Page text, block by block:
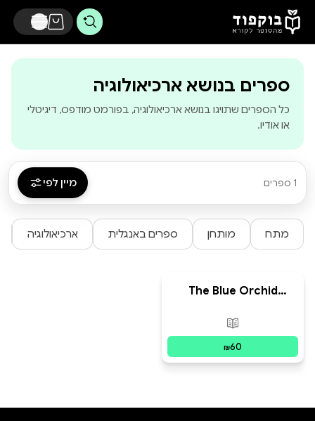
דלג לתוכן הראשי
ספרים בנושא ארכיאולוגיה
כל הספרים שתויגו בנושא ארכיאולוגיה, בפורמט מודפס, דיגיטלי
או אודיו.
1 ספרים מיין לפי
מתח מותחן ספרים באנגלית ארכיאולוגיה
The Blue Orchid
פורמטים זמינים
₪60